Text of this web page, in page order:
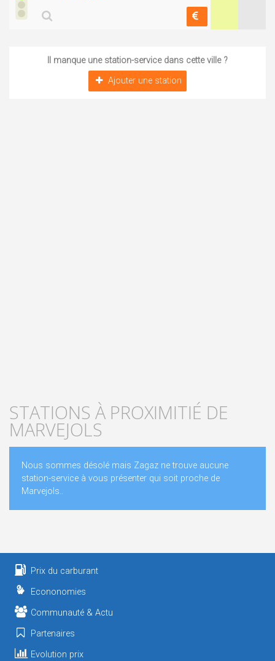
Il manque une station-service dans cette ville ?
Ajouter une station
STATIONS À PROXIMITIÉ DE
MARVEJOLS
Nous sommes désolé mais Zagaz ne trouve aucune
station-service à vous présenter qui soit proche de
Marvejols..
Prix du carburant
Econonomies
Communauté & Actu
Partenaires
Evolution prix